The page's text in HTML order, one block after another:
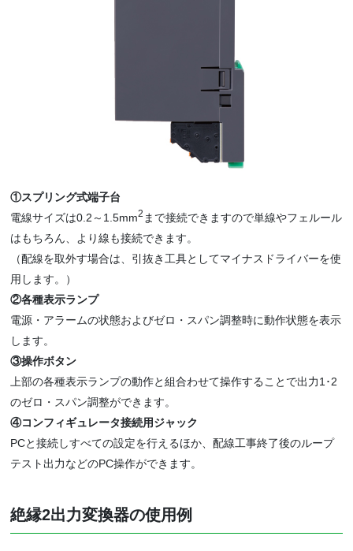
①スプリング式端子台
電線サイズは0.2～1.5mm2 まで接続できますので単線やフェルール
はもちろん、より線も接続できます。
（配線を取外す場合は、引抜き工具としてマイナスドライバーを使
用します。）
②各種表示ランプ
電源・アラームの状態およびゼロ・スパン調整時に動作状態を表示
します。
③操作ボタン
上部の各種表示ランプの動作と組合わせて操作することで出力1･2
のゼロ・スパン調整ができます。
④コンフィギュレータ接続用ジャック
PCと接続しすべての設定を行えるほか、配線工事終了後のループ
テスト出力などのPC操作ができます。
絶縁2出力変換器の使用例